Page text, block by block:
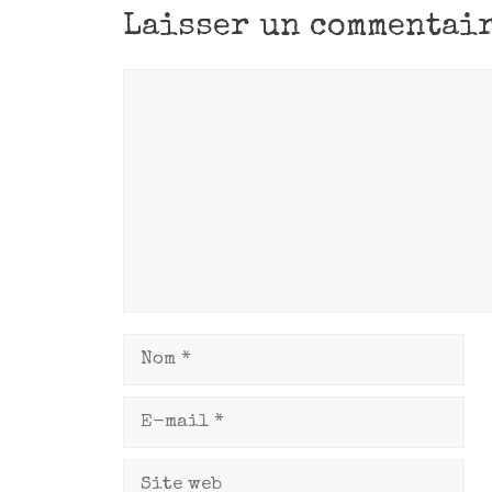
Laisser un